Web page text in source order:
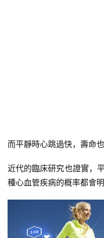
而平靜時心跳過快，壽命也
近代的臨床研究也證實，
種心血管疾病的概率都會明